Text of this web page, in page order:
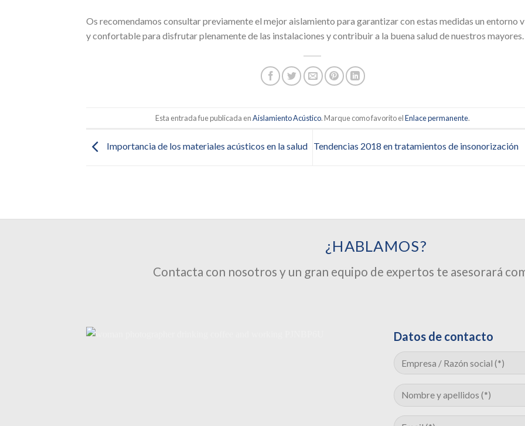
Os recomendamos consultar previamente el mejor aislamiento para garantizar con estas medidas un entorno
y confortable para disfrutar plenamente de las instalaciones y contribuir a la buena salud de nuestros mayores.
Esta entrada fue publicada enAislamiento Acústico. Marque como favorito elEnlace permanente.
Importancia de los materiales acústicos en la salud Tendencias 2018 en tratamientos de insonorización
¿HABLAMOS?
Contacta con nosotros y un gran equipo de expertos te asesorará
Datos de contacto